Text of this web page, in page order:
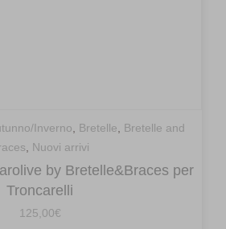
Inverno, Bretelle, Bretelle and
, Nuovi arrivi
by Bretelle&Braces per
Troncarelli
125,00€